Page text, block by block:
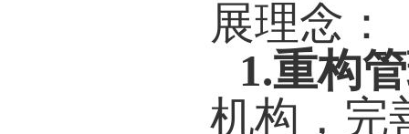
展理念：
1.重构
机构，完